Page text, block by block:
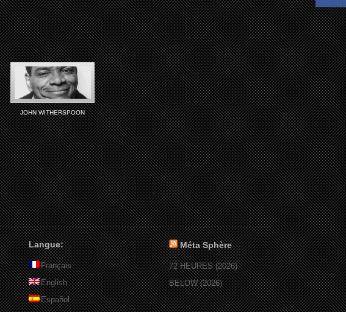
JOHN WITHERSPOON
Langue:
Français
English
Español
Méta Sphère
72 HEURES (2026)
BELOW (2026)